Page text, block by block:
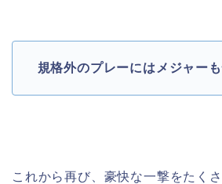
規格外のプレーにはメジャーも
これから再び、豪快な一撃をたく